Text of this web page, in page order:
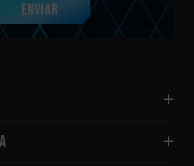
Enviar